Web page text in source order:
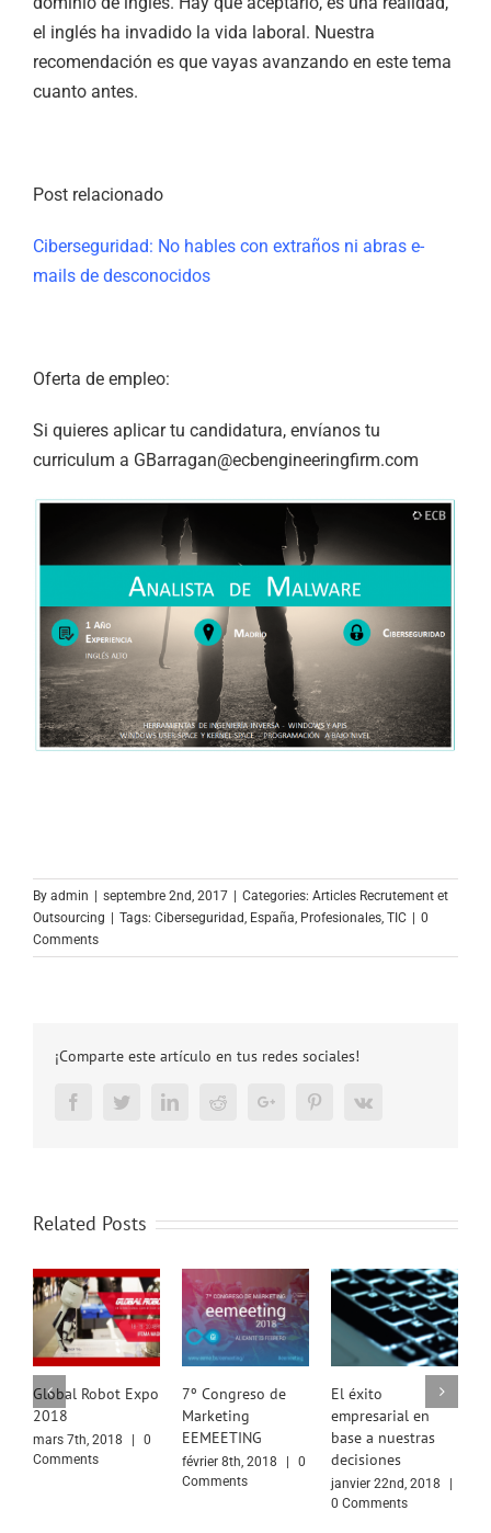
el inglés ha invadido la vida laboral. Nuestra
recomendación es que vayas avanzando en este tema
cuanto antes.
Post relacionado
Ciberseguridad: No hables con extraños ni abras e-
mails de desconocidos
Oferta de empleo:
Si quieres aplicar tu candidatura, envíanos tu
curriculum a GBarragan@ecbengineeringfirm.com
By admin septembre 2nd, 2017 Categories: Articles Recrutement et
Outsourcing
Tags: Ciberseguridad, España, Profesionales, TIC
0
Comments
¡Comparte este artículo en tus redes sociales!
FacebookTwitterLinkedInRedditGoogle+ PinterestVk
Related Posts
7º Congreso de
Marketing
EEMEETING
février 8th, 2018
El éxito
empresarial en
base a nuestras
decisiones
janvier 22nd, 2018
Lo que necesitas
saber sobre los
modelos de
contratos
septembre 4th, 2017
| 0 Comments